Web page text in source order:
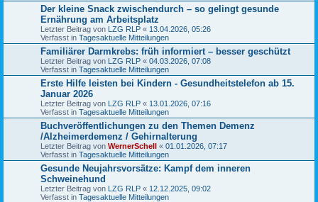
Der kleine Snack zwischendurch – so gelingt gesunde
Ernährung am Arbeitsplatz
Letzter Beitrag von LZG RLP « 13.04.2026, 05:26
Verfasst in Tagesaktuelle Mitteilungen
Familiärer Darmkrebs: früh informiert – besser geschützt
Letzter Beitrag von LZG RLP « 04.03.2026, 07:08
Verfasst in Tagesaktuelle Mitteilungen
Erste Hilfe leisten bei Kindern - Gesundheitstelefon ab 15.
Januar 2026
Letzter Beitrag von LZG RLP « 13.01.2026, 07:16
Verfasst in Tagesaktuelle Mitteilungen
Buchveröffentlichungen zu den Themen Demenz
/Alzheimerdemenz / Gehirnalterung
Letzter Beitrag von WernerSchell « 01.01.2026, 07:17
Verfasst in Tagesaktuelle Mitteilungen
Gesunde Neujahrsvorsätze: Kampf dem inneren
Schweinehund
Letzter Beitrag von LZG RLP « 12.12.2025, 09:02
Verfasst in Tagesaktuelle Mitteilungen